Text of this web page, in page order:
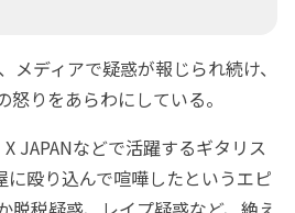
メディアで疑惑が報じられ続け、
りをあらわにしている。
JAPANなどで活躍するギタリス
に殴り込んで喧嘩したというエピ